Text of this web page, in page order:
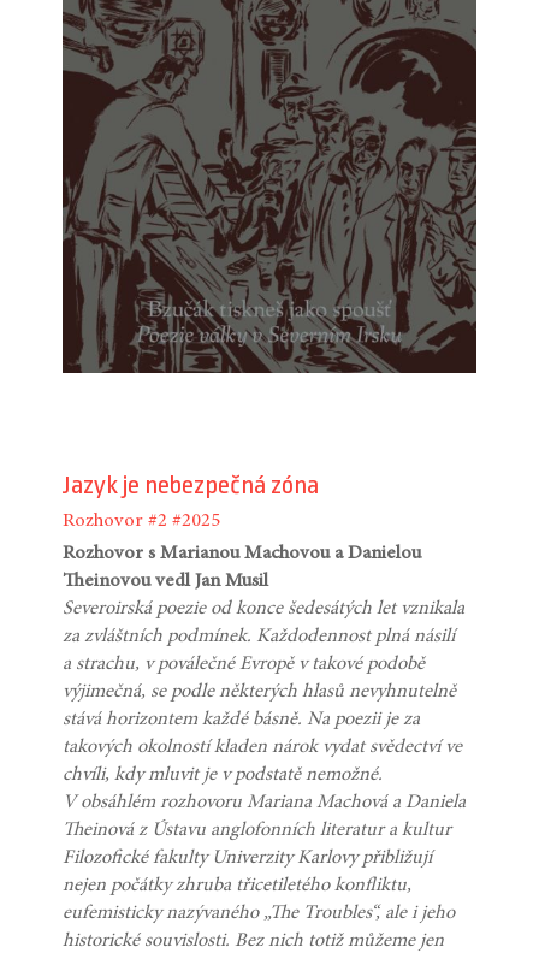
Jazyk je nebezpečná zóna
Rozhovor #2 #2025
Rozhovor s Marianou Machovou a Danielou
Theinovou vedl Jan Musil
Severoirská poezie od konce šedesátých let vznikala
za zvláštních podmínek. Každodennost plná násilí
a strachu, v poválečné Evropě v takové podobě
výjimečná, se podle některých hlasů nevyhnutelně
stává horizontem každé básně. Na poezii je za
takových okolností kladen nárok vydat svědectví ve
chvíli, kdy mluvit je v podstatě nemožné.
V obsáhlém rozhovoru Mariana Machová a Daniela
Theinová z Ústavu anglofonních literatur a kultur
Filozofické fakulty Univerzity Karlovy přibližují
nejen počátky zhruba třicetiletého konfliktu,
eufemisticky nazývaného „The Troubles“, ale i jeho
historické souvislosti. Bez nich totiž můžeme jen